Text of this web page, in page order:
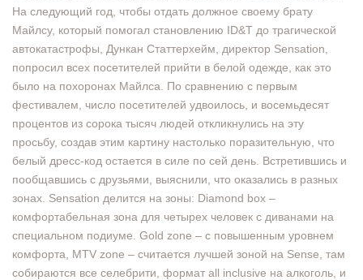
На следующий год, чтобы отдать должное своему брату
Майлсу, который помогал становлению ID&T до трагической
автокатастрофы, Дункан Статтерхейм, директор Sensation,
попросил всех посетителей прийти в белой одежде, как это
было на похоронах Майлса. По сравнению с первым
фестивалем, число посетителей удвоилось, и восемьдесят
процентов из сорока тысяч людей откликнулись на эту
просьбу, создав этим картину настолько поразительную, что
белый дресс-код остается в силе по сей день. Встретившись и
пообщавшись с друзьями, выяснили, что оказались в разных
зонах. Sensation делится на зоны: Diamond box –
комфортабельная зона для четырех человек с диванами на
специальном подиуме. Gold zone – с повышенным уровнем
комфорта, MTV zone – считается лучшей зоной на Sense, там
собираются все селебрити, формат all inclusive на алкоголь, и